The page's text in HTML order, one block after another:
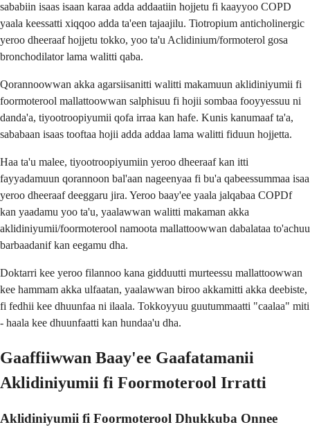
sababiin isaas isaan karaa adda addaatiin hojjetu fi kaayyoo COPD
yaala keessatti xiqqoo adda ta'een tajaajilu. Tiotropium anticholinergic
yeroo dheeraaf hojjetu tokko, yoo ta'u Aclidinium/formoterol gosa
bronchodilator lama walitti qaba.
Qorannoowwan akka agarsiisanitti walitti makamuun aklidiniyumii fi
foormoterool mallattoowwan salphisuu fi hojii sombaa fooyyessuu ni
danda'a, tiyootroopiyumii qofa irraa kan hafe. Kunis kanumaaf ta'a,
sababaan isaas tooftaa hojii adda addaa lama walitti fiduun hojjetta.
Haa ta'u malee, tiyootroopiyumiin yeroo dheeraaf kan itti
fayyadamuun qorannoon bal'aan nageenyaa fi bu'a qabeessummaa isaa
yeroo dheeraaf deeggaru jira. Yeroo baay'ee yaala jalqabaa COPDf
kan yaadamu yoo ta'u, yaalawwan walitti makaman akka
aklidiniyumii/foormoterool namoota mallattoowwan dabalataa to'achuu
barbaadanif kan eegamu dha.
Doktarri kee yeroo filannoo kana gidduutti murteessu mallattoowwan
kee hammam akka ulfaatan, yaalawwan biroo akkamitti akka deebiste,
fi fedhii kee dhuunfaa ni ilaala. Tokkoyyuu guutummaatti "caalaa" miti
- haala kee dhuunfaatti kan hundaa'u dha.
Gaaffiiwwan Baay'ee Gaafatamanii
Aklidiniyumii fi Foormoterool Irratti
Aklidiniyumii fi Foormoterool Dhukkuba Onnee